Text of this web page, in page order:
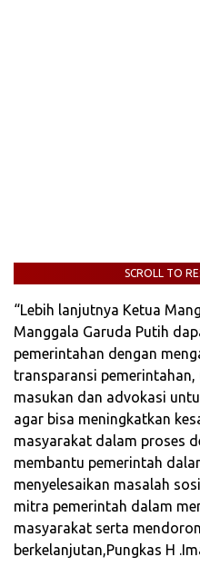
SCROLL TO
“Lebih lanjutnya Ketua
Manggala Garuda Putih
pemerintahan dengan
transparansi
masukan dan advokasi
agar bisa meningkatkan
masyarakat dalam proses
membantu pemerintah
menyelesaikan masalah
mitra pemerintah dalam
masyarakat serta
berkelanjutan,Pungkas H